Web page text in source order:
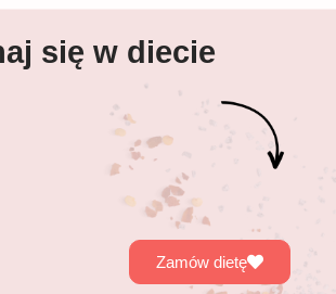
się w diecie
Zamów dietę